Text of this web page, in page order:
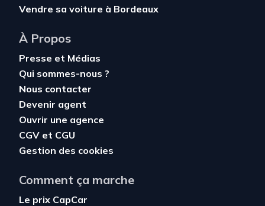
Vendre sa voiture à Bordeaux
À Propos
Presse et Médias
Qui sommes-nous ?
Nous contacter
Devenir agent
Ouvrir une agence
CGV et CGU
Gestion des cookies
Comment ça marche
Le prix CapCar